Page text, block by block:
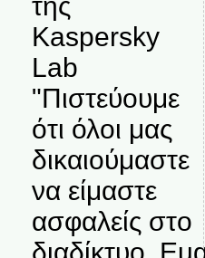
Kaspersky
Lab
"Πιστεύουμε
ότι όλοι μας
δικαιούμαστε
να είμαστε
ασφαλείς στο